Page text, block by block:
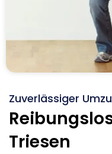
Zuverlässiger
Triesen